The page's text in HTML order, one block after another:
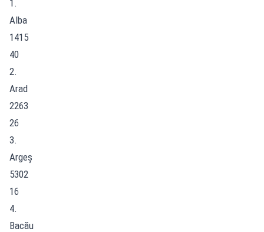
1.
Alba
1415
40
2.
Arad
2263
26
3.
Argeș
5302
16
4.
Bacău